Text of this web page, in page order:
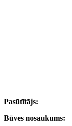
Pasūtītājs:
Būves nosaukums: